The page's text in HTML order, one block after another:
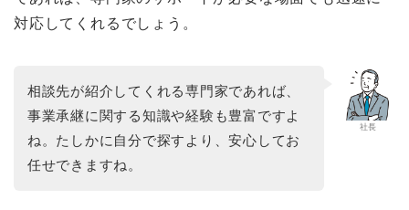
対応してくれるでしょう。
社長
相談先が紹介してくれる専門家であれば、
事業承継に関する知識や経験も豊富ですよ
ね。たしかに自分で探すより、安心してお
任せできますね。